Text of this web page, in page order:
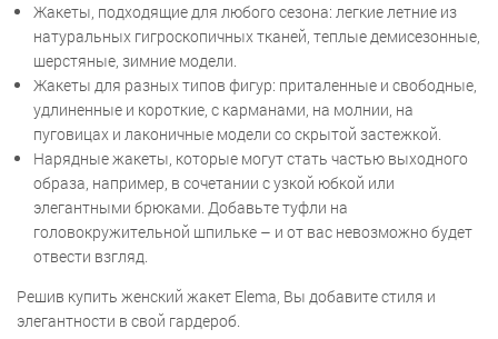
Жакеты, подходящие для любого сезона: легкие летние из
натуральных гигроскопичных тканей, теплые демисезонные,
шерстяные, зимние модели.
Жакеты для разных типов фигур: приталенные и свободные,
удлиненные и короткие, с карманами, на молнии, на
пуговицах и лаконичные модели со скрытой застежкой.
Нарядные жакеты, которые могут стать частью выходного
образа, например, в сочетании с узкой юбкой или
элегантными брюками. Добавьте туфли на
головокружительной шпильке – и от вас невозможно будет
отвести взгляд.
Решив купить женский жакет Elema, Вы добавите стиля и
элегантности в свой гардероб.